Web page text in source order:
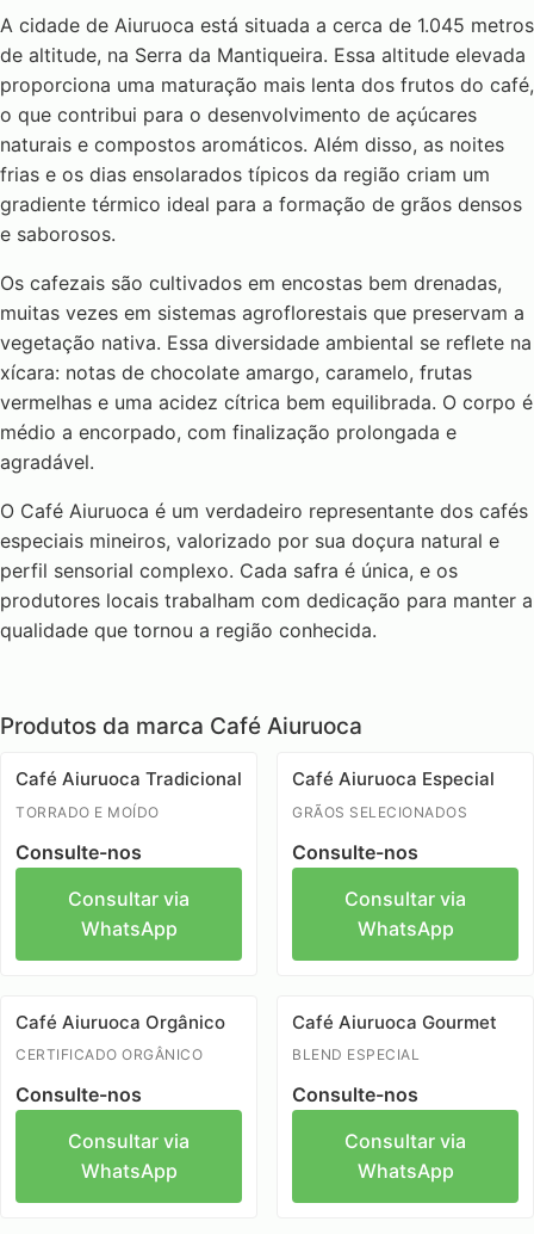
A cidade de Aiuruoca está situada a cerca de 1.045 metros
de altitude, na Serra da Mantiqueira. Essa altitude elevada
proporciona uma maturação mais lenta dos frutos do café,
o que contribui para o desenvolvimento de açúcares
naturais e compostos aromáticos. Além disso, as noites
frias e os dias ensolarados típicos da região criam um
gradiente térmico ideal para a formação de grãos densos
e saborosos.
Os cafezais são cultivados em encostas bem drenadas,
muitas vezes em sistemas agroflorestais que preservam a
vegetação nativa. Essa diversidade ambiental se reflete na
xícara: notas de chocolate amargo, caramelo, frutas
vermelhas e uma acidez cítrica bem equilibrada. O corpo é
médio a encorpado, com finalização prolongada e
agradável.
O Café Aiuruoca é um verdadeiro representante dos cafés
especiais mineiros, valorizado por sua doçura natural e
perfil sensorial complexo. Cada safra é única, e os
produtores locais trabalham com dedicação para manter a
qualidade que tornou a região conhecida.
Produtos da marca Café Aiuruoca
Café Aiuruoca Tradicional
TORRADO E MOÍDO
Consulte-nos
Consultar via
WhatsApp
Café Aiuruoca Especial
GRÃOS SELECIONADOS
Consulte-nos
Consultar via
WhatsApp
Café Aiuruoca Orgânico
CERTIFICADO ORGÂNICO
Consulte-nos
Consultar via
WhatsApp
Café Aiuruoca Gourmet
BLEND ESPECIAL
Consulte-nos
Consultar via
WhatsApp